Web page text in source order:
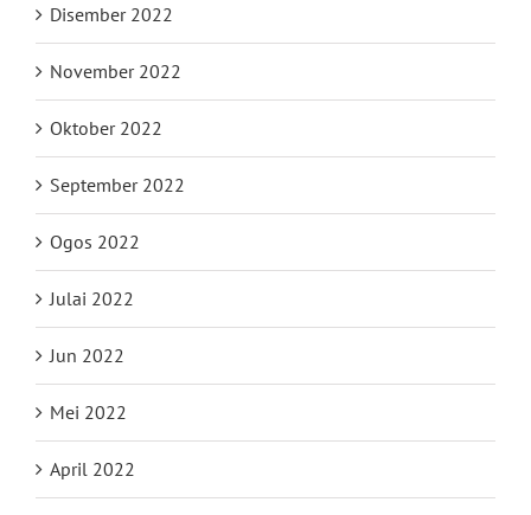
Disember 2022
November 2022
Oktober 2022
September 2022
Ogos 2022
Julai 2022
Jun 2022
Mei 2022
April 2022